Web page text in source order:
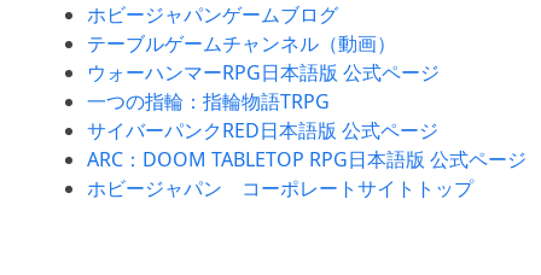
ホビージャパンゲームブログ
テーブルゲームチャンネル（動画）
ウォーハンマーRPG日本語版 公式ページ
一つの指輪：指輪物語TRPG
サイバーパンクRED日本語版 公式ページ
ARC：DOOM TABLETOP RPG日本語版 公式ページ
ホビージャパン コーポレートサイトトップ